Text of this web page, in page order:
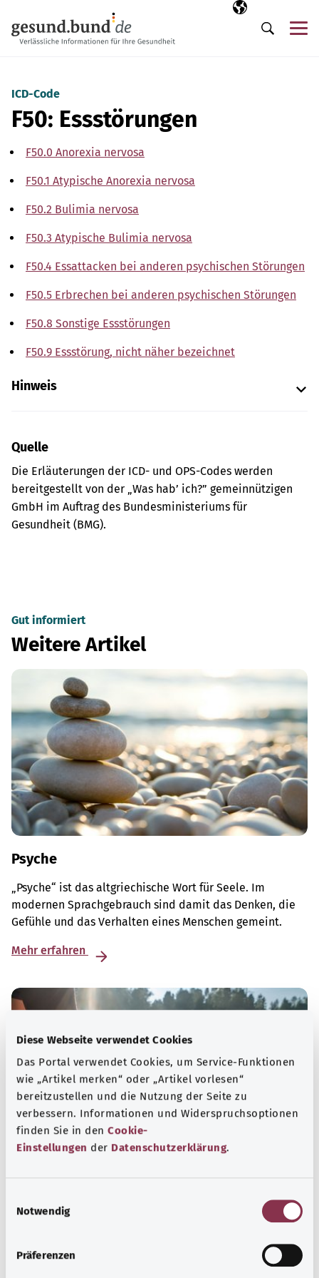
Diese Webseite verwendet Cookies
Das Portal verwendet Cookies, um Service-Funktionen
wie „Artikel merken“ oder „Artikel vorlesen“
bereitzustellen und die Nutzung der Seite zu
verbessern. Informationen und Widerspruchsoptionen
finden Sie in den Cookie-
Einstellungen der Datenschutzerklärung.
Notwendig
Präferenzen
Ausgewählte
DE
Suche
ICD-Code
F50: Essstörungen
F50.0 Anorexia nervosa
F50.1 Atypische Anorexia nervosa
F50.2 Bulimia nervosa
F50.3 Atypische Bulimia nervosa
F50.4 Essattacken bei anderen psychischen Störungen
F50.5 Erbrechen bei anderen psychischen Störungen
F50.8 Sonstige Essstörungen
F50.9 Essstörung, nicht näher bezeichnet
Hinweis
Quelle
Die Erläuterungen der ICD- und OPS-Codes werden
bereitgestellt von der „Was hab’ ich?” gemeinnützigen
GmbH im Auftrag des Bundesministeriums für
Gesundheit (BMG).
Gut informiert
Weitere Artikel
Psyche
„Psyche“ ist das altgriechische Wort für Seele. Im
modernen Sprachgebrauch sind damit das Denken, die
Gefühle und das Verhalten eines Menschen gemeint.
Mehr erfahren
Psyche und Wohlbefinden
Sport oder Meditation? Es gibt verschiedene
Maßnahmen Stress und Belastungen des Alltags zu
bewältigen, das eigene Wohbefinden zu steigern oder zur
Ruhe zu kommen.